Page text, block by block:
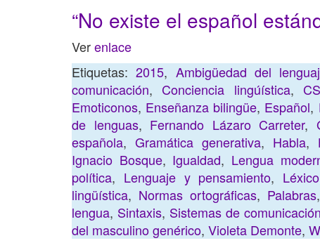
“No existe el español
Verenlace
Etiquetas:2015, Ambigüedad del
comunicación,Conciencia lingúística,
Emoticonos, Enseñanza bilingüe, Español,
de lenguas, Fernando Lázaro Carreter,
española, Gramática generativa, Habla,
Ignacio Bosque, Igualdad, Lengua
política, Lenguaje y pensamiento, Léxico
lingüística, Normas ortográficas, Palabras,
lengua, Sintaxis, Sistemas de comunicación
del masculino genérico, Violeta Demonte,